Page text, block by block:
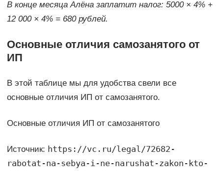
В конце месяца Алёна заплатит налог: 5000 × 4% +
12 000 × 4% = 680 рублей.
Основные отличия самозанятого от
ИП
В этой таблице мы для удобства свели все
основные отличия ИП от самозанятого.
Основные отличия ИП от самозанятого
Источник: https://vc.ru/legal/72682-
rabotat-na-sebya-i-ne-narushat-zakon-kto-